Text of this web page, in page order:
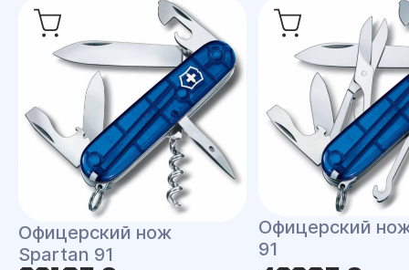
Офицерский нож
Spartan 91
Офицерский
91